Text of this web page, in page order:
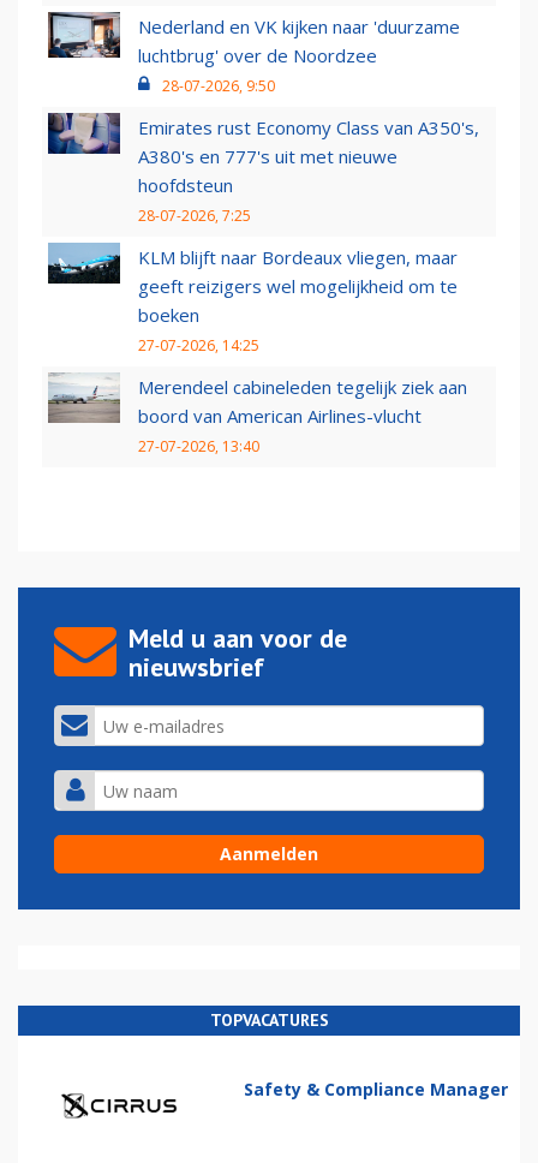
Nederland en VK kijken naar 'duurzame
luchtbrug' over de Noordzee
28-07-2026, 9:50
Emirates rust Economy Class van A350's,
A380's en 777's uit met nieuwe
hoofdsteun
28-07-2026, 7:25
KLM blijft naar Bordeaux vliegen, maar
geeft reizigers wel mogelijkheid om te
boeken
27-07-2026, 14:25
Merendeel cabineleden tegelijk ziek aan
boord van American Airlines-vlucht
27-07-2026, 13:40
Meld u aan voor de
nieuwsbrief
TOPVACATURES
Safety & Compliance Manager